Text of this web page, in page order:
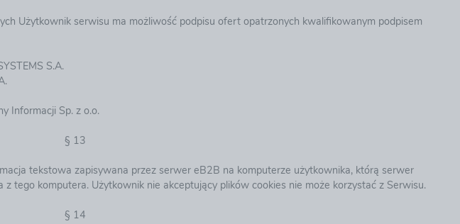
Użytkownik serwisu ma możliwość podpisu ofert opatrzonych kwalifikowanym podpisem
S.A.
Informacji Sp. z o.o.
§ 13
tekstowa zapisywana przez serwer eB2B na komputerze użytkownika, którą serwer
tego komputera. Użytkownik nie akceptujący plików cookies nie może korzystać z Serwisu.
§ 14